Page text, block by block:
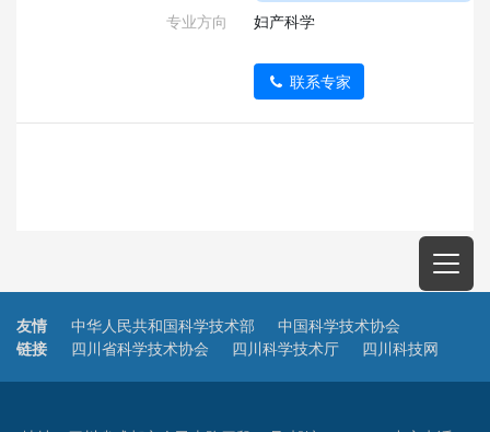
专业方向
妇产科学
联系专家
友情
链接
中华人民共和国科学技术部
中国科学技术协会
四川省科学技术协会
四川科学技术厅 四川科技网